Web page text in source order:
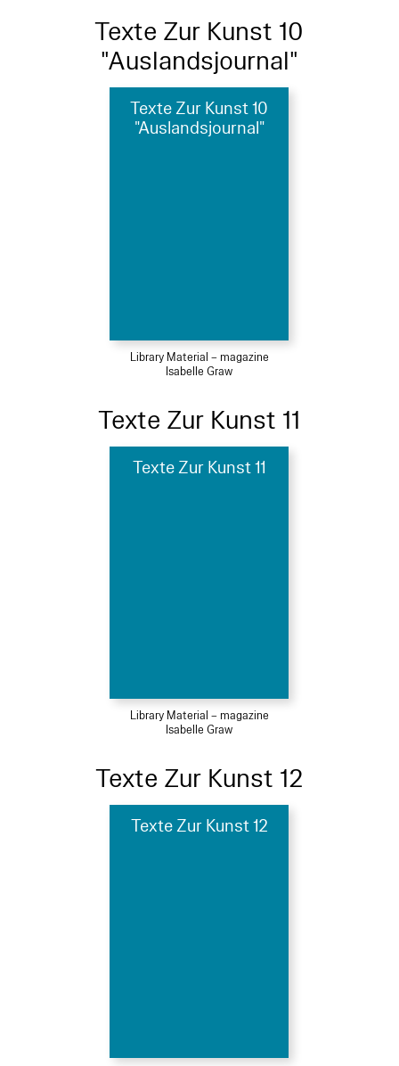
Texte Zur Kunst 10
"Auslandsjournal"
Texte Zur Kunst 10
"Auslandsjournal"
Library Material – magazine
Isabelle Graw
Texte Zur Kunst 11
Texte Zur Kunst 11
Library Material – magazine
Isabelle Graw
Texte Zur Kunst 12
Texte Zur Kunst 12